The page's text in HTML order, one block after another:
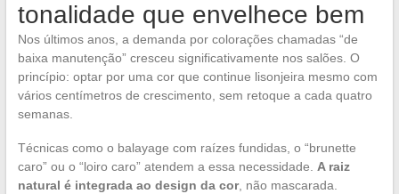
tonalidade que envelhece bem
Nos últimos anos, a demanda por colorações chamadas “de
baixa manutenção” cresceu significativamente nos salões. O
princípio: optar por uma cor que continue lisonjeira mesmo com
vários centímetros de crescimento, sem retoque a cada quatro
semanas.
Técnicas como o balayage com raízes fundidas, o “brunette
caro” ou o “loiro caro” atendem a essa necessidade. A raiz
natural é integrada ao design da cor, não mascarada.